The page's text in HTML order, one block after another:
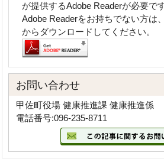
が提供するAdobe Readerが必要です
Adobe Readerをお持ちでない方は
からダウンロードしてください。
お問い合わせ
甲佐町役場 健康推進課 健康推進係
電話番号:096-235-8711